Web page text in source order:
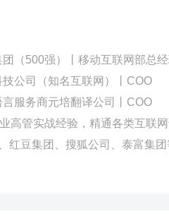
（500强）丨移动互联网部总
公司（知名互联网）丨COO
服务商元培翻译公司丨COO
高管实战经验，精通各类互联
红豆集团、搜狐公司、泰富集